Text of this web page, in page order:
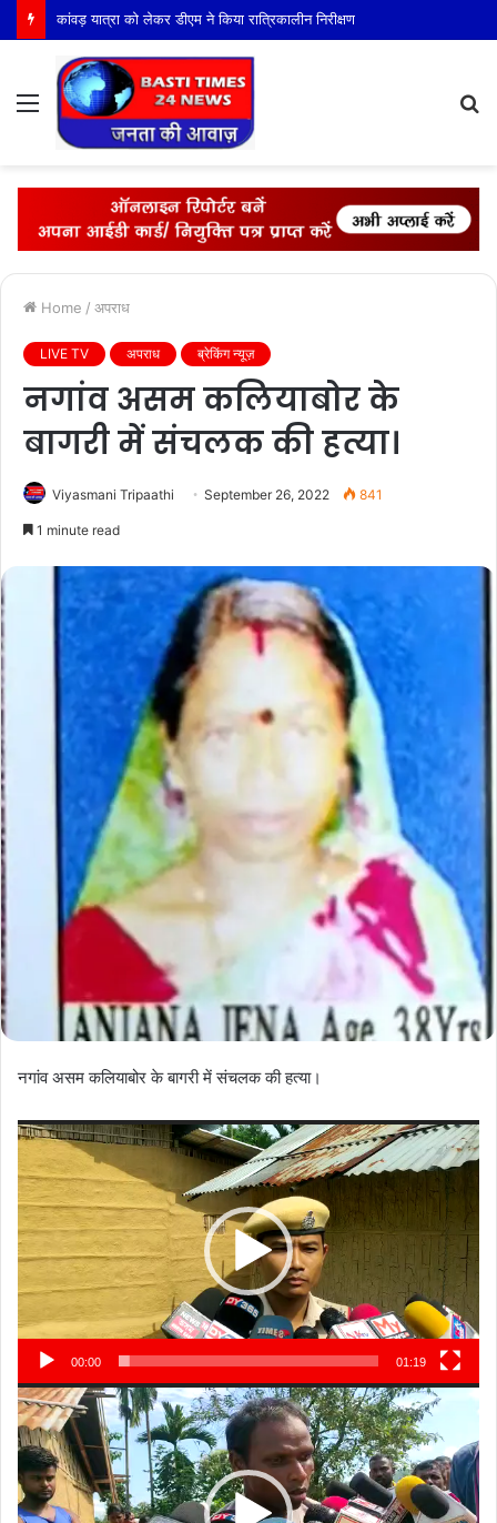
कांवड़ यात्रा को लेकर डीएम ने किया रात्रिकालीन निरीक्षण
Menu
Home / अपराध
LIVE TV अपराध ब्रेकिंग न्यूज़
नगांव असम कलियाबोर के
बागरी में संचलक की हत्या।
Viyasmani Tripaathi September 26, 2022 841
1 minute read
नगांव असम कलियाबोर के बागरी में संचलक की हत्या।
Video
Player
00:00 01:19
Video
Player